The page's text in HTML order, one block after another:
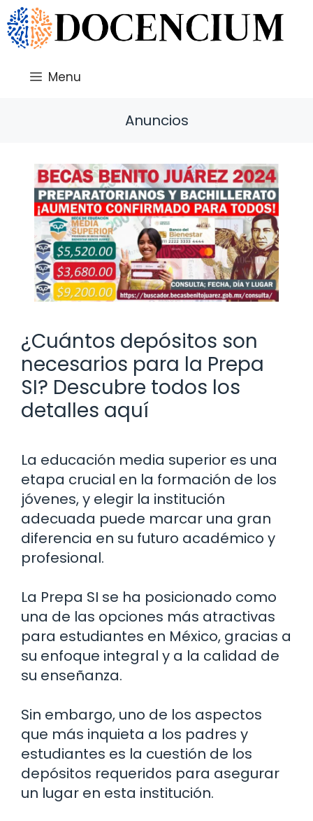
Saltar
al
contenido
Menu
Anuncios
¿Cuántos depósitos son
necesarios para la Prepa
SI? Descubre todos los
detalles aquí
La educación media superior es una
etapa crucial en la formación de los
jóvenes, y elegir la institución
adecuada puede marcar una gran
diferencia en su futuro académico y
profesional.
La Prepa SI se ha posicionado como
una de las opciones más atractivas
para estudiantes en México, gracias a
su enfoque integral y a la calidad de
su enseñanza.
Sin embargo, uno de los aspectos
que más inquieta a los padres y
estudiantes es la cuestión de los
depósitos requeridos para asegurar
un lugar en esta institución.